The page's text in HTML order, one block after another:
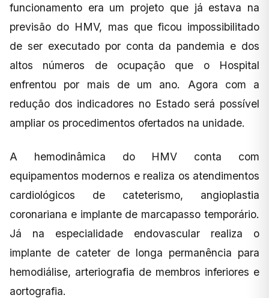
funcionamento era um projeto que já estava na
previsão do HMV, mas que ficou impossibilitado
de ser executado por conta da pandemia e dos
altos números de ocupação que o Hospital
enfrentou por mais de um ano. Agora com a
redução dos indicadores no Estado será possível
ampliar os procedimentos ofertados na unidade.
A hemodinâmica do HMV conta com
equipamentos modernos e realiza os atendimentos
cardiológicos de cateterismo, angioplastia
coronariana e implante de marcapasso temporário.
Já na especialidade endovascular realiza o
implante de cateter de longa permanência para
hemodiálise, arteriografia de membros inferiores e
aortografia.